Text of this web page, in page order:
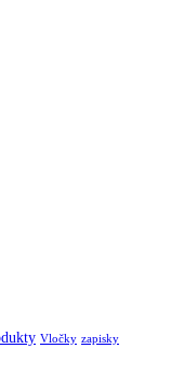
Vločky zapisky